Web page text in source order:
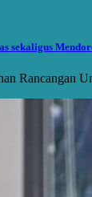
sekaligus
Rancangan